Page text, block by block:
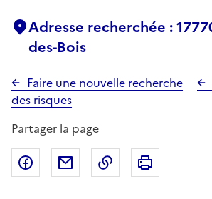
Adresse recherchée :
des-Bois
Faire une nouvelle recherche
des risques
Partager la page
Partager sur Facebook
Partager par email
Copier dans le